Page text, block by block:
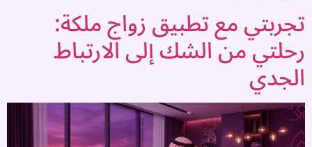
تجربتي مع تطبيق زواج ملكة:
رحلتي من الشك إلى الارتباط
الجدي